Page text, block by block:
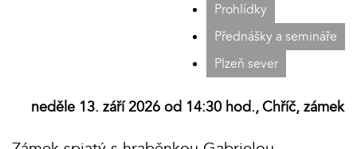
Prohlídky
Přednášky a semináře
Plzeň sever
neděle 13. září 2026 od 14:30 hod.,Chříč, zámek